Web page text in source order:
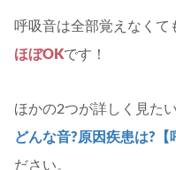
呼吸音は全部覚えなくて
ほぼOKです！
ほかの2つが詳しく見た
どんな音?原因疾患は?【
ださい。